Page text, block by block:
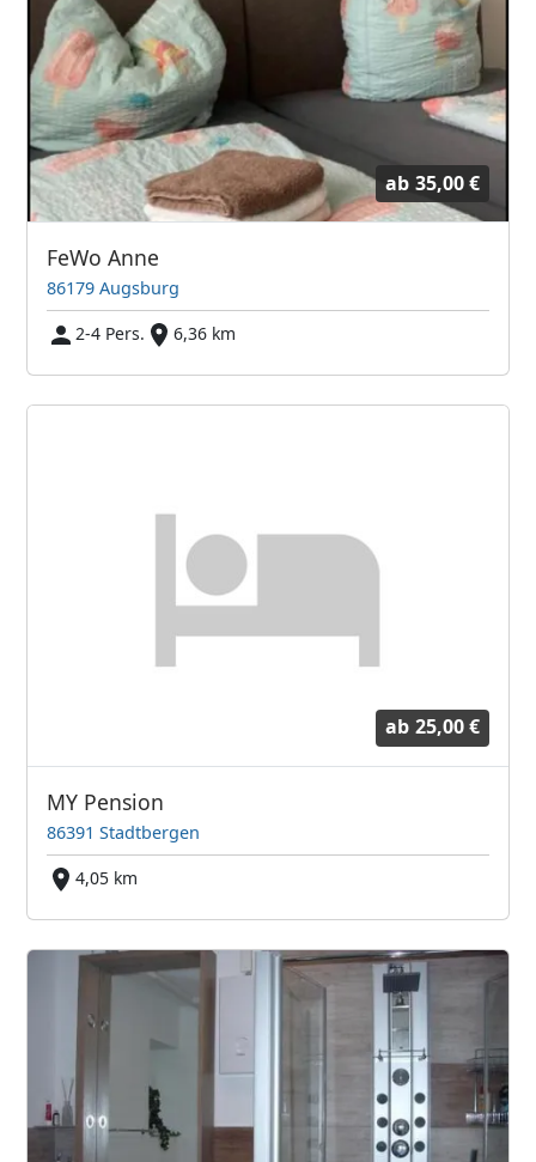
ab 35,00 €
FeWo Anne
86179 Augsburg
2-4 Pers.
6,36 km
ab 25,00 €
MY Pension
86391 Stadtbergen
4,05 km